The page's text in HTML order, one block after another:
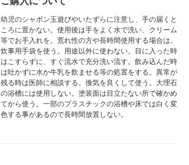
幼児のシャボン玉遊びやいたずらに注意し、手の届くと
ころに置かない。使用後は手をよく水で洗い、クリーム
等でお手入れを。荒れ性の方や長時間使用する場合は、
炊事用手袋を使う。用途以外に使わない。目に入った時
はこすらずに、すぐ流水で充分洗い流す。飲み込んだ時
は吐かずに水か牛乳を飲ませる等の処置をする。異常が
残る時は医師に相談する。換気を良くして使う。大理石
の浴槽には使用しない。塗装面は目立たない所で確かめ
てから使う。一部のプラスチックの浴槽や床では白く変
色する事があるので長時間放置しない。